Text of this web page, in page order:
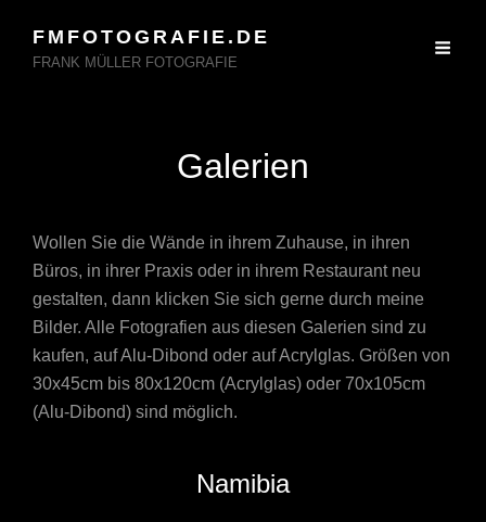
FMFOTOGRAFIE.DE
FRANK MÜLLER FOTOGRAFIE
Galerien
Wollen Sie die Wände in ihrem Zuhause, in ihren
Büros, in ihrer Praxis oder in ihrem Restaurant neu
gestalten, dann klicken Sie sich gerne durch meine
Bilder. Alle Fotografien aus diesen Galerien sind zu
kaufen, auf Alu-Dibond oder auf Acrylglas. Größen von
30x45cm bis 80x120cm (Acrylglas) oder 70x105cm
(Alu-Dibond) sind möglich.
Namibia